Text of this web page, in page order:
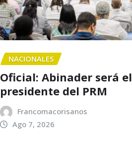
NACIONALES
Oficial: Abinader será el
presidente del PRM
Francomacorisanos
Ago 7, 2026